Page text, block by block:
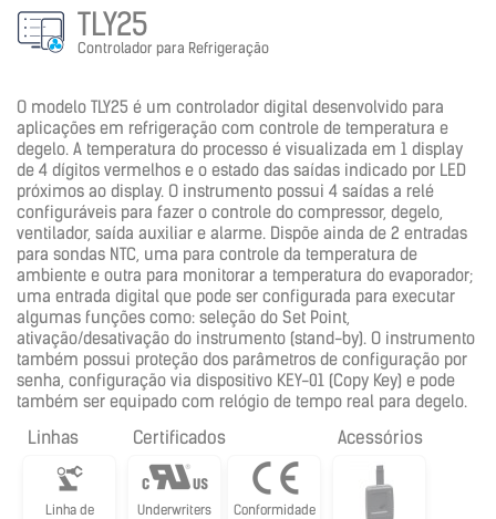
TLY25
Controlador para Refrigeração
O modelo TLY25 é um controlador digital desenvolvido para
aplicações em refrigeração com controle de temperatura e
degelo. A temperatura do processo é visualizada em 1 display
de 4 dígitos vermelhos e o estado das saídas indicado por LED
próximos ao display. O instrumento possui 4 saídas a relé
configuráveis para fazer o controle do compressor, degelo,
ventilador, saída auxiliar e alarme. Dispõe ainda de 2 entradas
para sondas NTC, uma para controle da temperatura de
ambiente e outra para monitorar a temperatura do evaporador;
uma entrada digital que pode ser configurada para executar
algumas funções como: seleção do Set Point,
ativação/desativação do instrumento (stand-by). O instrumento
também possui proteção dos parâmetros de configuração por
senha, configuração via dispositivo KEY-01 (Copy Key) e pode
também ser equipado com relógio de tempo real para degelo.
Linhas
Linha de
Certificados
Underwriters
Conformidade
Acessórios